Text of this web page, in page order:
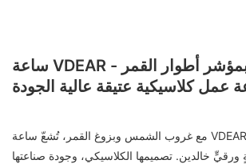
ساعة VDEAR أوتوماتيكية بمؤشر أطوار القمر -
عمل كلاسيكية عتيقة عالية الجودة
مع غروب الشمس وبزوغ القمر، تُشعّ ساعة VDEAR Moonphase
ورقيٍّ خالدين. تصميمها الكلاسيكي، وجودة صناعتها